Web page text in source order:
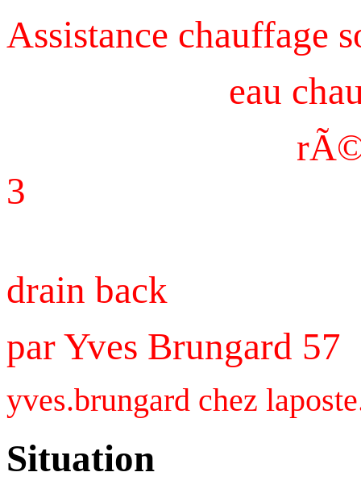
Assistance chauffage
eau chaude
rÃ©gulation
3
drain back
par Yves Brungard 57
yves.brungard chez
Situation